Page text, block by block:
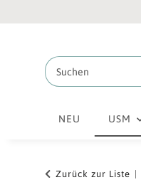
NEU USM
Zurück zur Liste